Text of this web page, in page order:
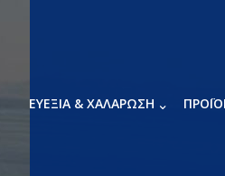
ΕΥΕΞΊΑ & ΧΑΛΆΡΩΣΗ